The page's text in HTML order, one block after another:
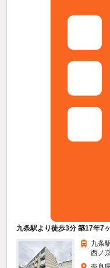
九条駅より徒歩3分 築17年7
九条
西ノ